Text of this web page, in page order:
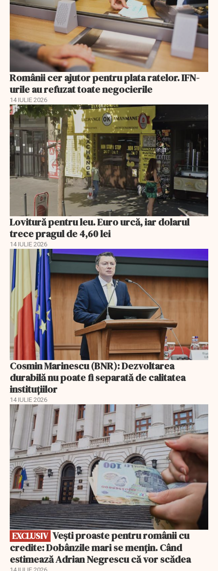
Românii cer ajutor pentru plata ratelor. IFN-
urile au refuzat toate negocierile
14 IULIE 2026
Lovitură pentru leu. Euro urcă, iar dolarul
trece pragul de 4,60 lei
14 IULIE 2026
Cosmin Marinescu (BNR): Dezvoltarea
durabilă nu poate fi separată de calitatea
instituțiilor
14 IULIE 2026
EXCLUSIV
EXCLUSIV
credite: Dobânzile mari se mențin. Când
estimează Adrian Negrescu că vor scădea